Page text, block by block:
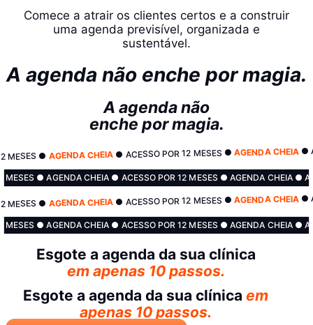
Comece a atrair os clientes certos e a construir
uma agenda previsível, organizada e
sustentável.
A agenda não enche por magia.
A agenda não
enche por magia.
MESES ● AGENDA CHEIA ● ACESSO POR 12 MESES ●AGENDA CHEIA ●
MESES ● AGENDA CHEIA ● ACESSO POR 12 MESES ● AGENDA CHEIA
MESES ● AGENDA CHEIA ● ACESSO POR 12 MESES ●AGENDA CHEIA ●
MESES ● AGENDA CHEIA ● ACESSO POR 12 MESES ● AGENDA CHEIA
Esgote a agenda da sua clínica
em apenas 10 passos.
Esgote a agenda da sua clínicaem
apenas 10 passos.